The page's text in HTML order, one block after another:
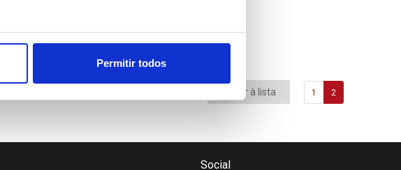
Permitir todos
1 2
Voltar à lista
Social